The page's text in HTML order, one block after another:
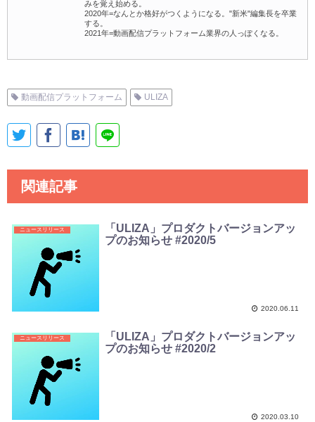
みを覚え始める。
2020年=なんとか格好がつくようになる。"新米"編集長を卒業
する。
2021年=動画配信プラットフォーム業界の人っぽくなる。
動画配信プラットフォーム ULIZA
関連記事
ニュースリリース
「ULIZA」プロダクトバージョンアッ
プのお知らせ #2020/5
2020.06.11
ニュースリリース
「ULIZA」プロダクトバージョンアッ
プのお知らせ #2020/2
2020.03.10